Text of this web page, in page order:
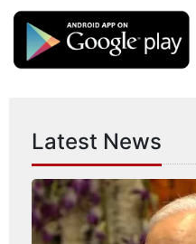
Latest News